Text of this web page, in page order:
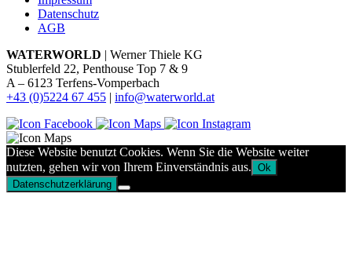
Datenschutz
AGB
WATERWORLD | Werner Thiele KG
Stublerfeld 22, Penthouse Top 7 & 9
A – 6123 Terfens-Vomperbach
+43 (0)5224 67 455 | info@waterworld.at
Diese Website benutzt Cookies. Wenn Sie die Website weiter
nutzten, gehen wir von Ihrem Einverständnis aus. Ok
Datenschutzerklärung